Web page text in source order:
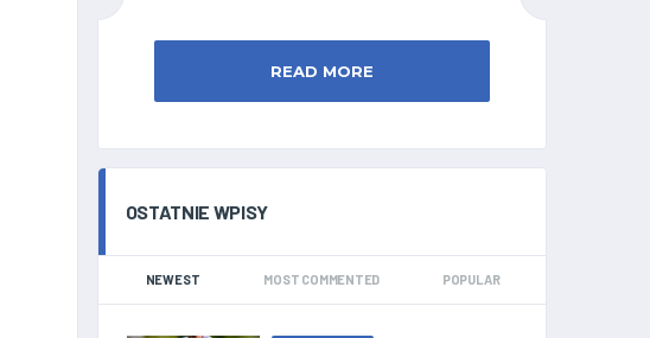
READ MORE
OSTATNIE WPISY
NEWEST MOST COMMENTED POPULAR